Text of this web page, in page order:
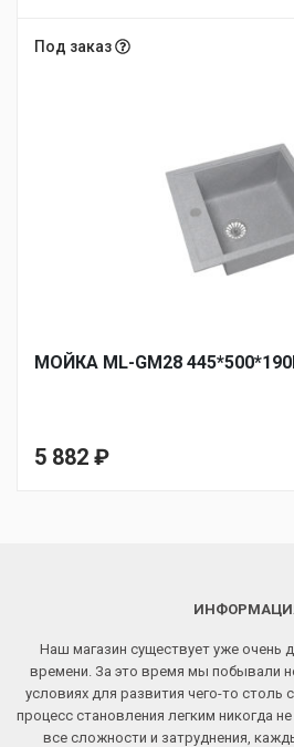
Под заказ
МОЙКА ML-GM28
5 882 ₽
Наш магазин существует уже очень
времени. За это время мы побывали
условиях для развития чего-то столь
процесс становления легким никогда
все сложности и затруднения,